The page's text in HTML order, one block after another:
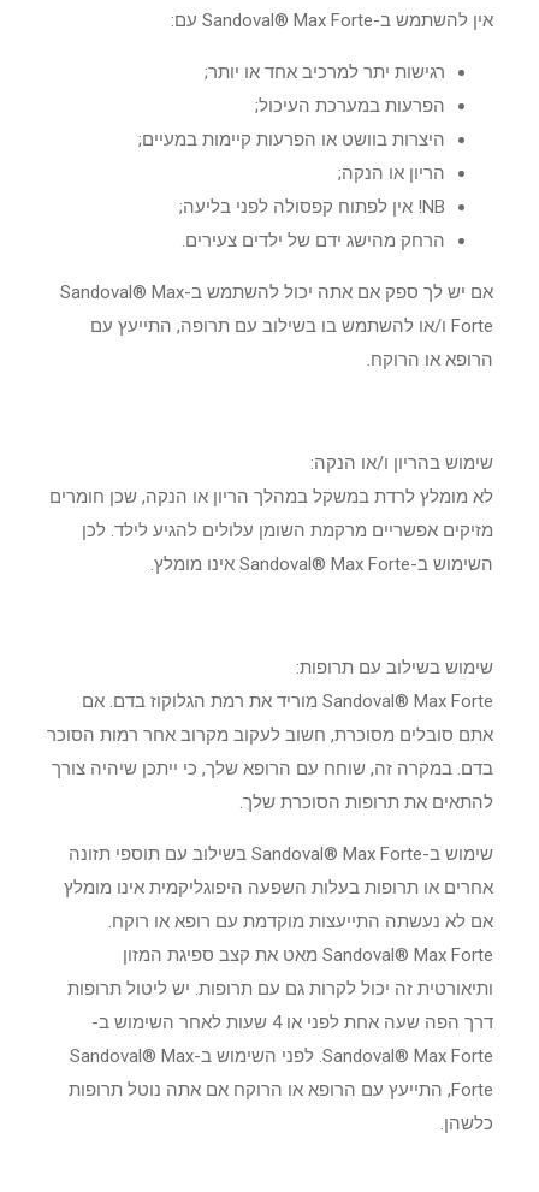
אין להשתמש ב-Sandoval® Max Forte עם:
רגישות יתר למרכיב אחד או יותר;
הפרעות במערכת העיכול;
היצרות בוושט או הפרעות קיימות במעיים;
הריון או הנקה;
NB! אין לפתוח קפסולה לפני בליעה;
הרחק מהישג ידם של ילדים צעירים.
אם יש לך ספק אם אתה יכול להשתמש ב-Sandoval® Max
Forte ו/או להשתמש בו בשילוב עם תרופה, התייעץ עם
הרופא או הרוקח.
שימוש בהריון ו/או הנקה:
לא מומלץ לרדת במשקל במהלך הריון או הנקה, שכן חומרים
מזיקים אפשריים מרקמת השומן עלולים להגיע לילד. לכן
השימוש ב-Sandoval® Max Forte אינו מומלץ.
שימוש בשילוב עם תרופות:
Sandoval® Max Forte מוריד את רמת הגלוקוז בדם. אם
אתם סובלים מסוכרת, חשוב לעקוב מקרוב אחר רמות הסוכר
בדם. במקרה זה, שוחח עם הרופא שלך, כי ייתכן שיהיה צורך
להתאים את תרופות הסוכרת שלך.
שימוש ב-Sandoval® Max Forte בשילוב עם תוספי תזונה
אחרים או תרופות בעלות השפעה היפוגליקמית אינו מומלץ
אם לא נעשתה התייעצות מוקדמת עם רופא או רוקח.
Sandoval® Max Forte מאט את קצב ספיגת המזון
ותיאורטית זה יכול לקרות גם עם תרופות. יש ליטול תרופות
דרך הפה שעה אחת לפני או 4 שעות לאחר השימוש ב-
Sandoval® Max Forte. לפני השימוש ב-Sandoval® Max
Forte, התייעץ עם הרופא או הרוקח אם אתה נוטל תרופות
כלשהן.